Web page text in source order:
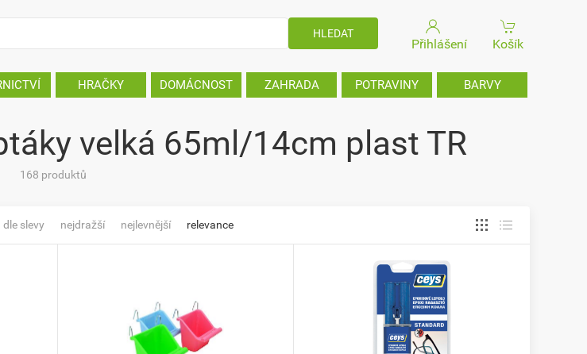
Přihlášení Košík
HRAČKY DOMÁCNOST ZAHRADA POTRAVINY BARVY
velká 65ml/14cm plast TR
168 produktů
dle slevy nejdražší nejlevnější relevance